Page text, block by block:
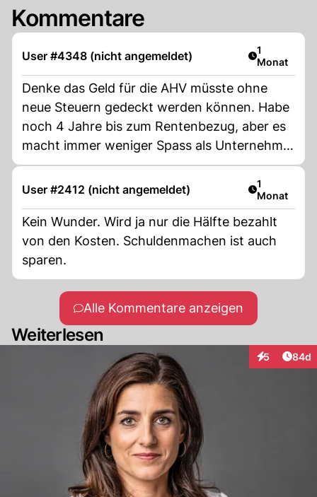
Kommentare
User #4348 (nicht angemeldet) Artikel
1
Monat
Denke das Geld für die AHV müsste ohne
neue Steuern gedeckt werden können. Habe
noch 4 Jahre bis zum Rentenbezug, aber es
macht immer weniger Spass als Unternehmer
immer mehr zu zahlen. Wir können eine
MwSt. nicht einfach 1 zu 1 an unsere Kunden
weitergeben. Dies geht zum Teil einfach an
unserem Ertrag ab.
User #2412 (nicht angemeldet) Artikel
1
Monat
Kein Wunder. Wird ja nur die Hälfte bezahlt
von den Kosten. Schuldenmachen ist auch
sparen.
Alle Kommentare anzeigen
Weiterlesen
5
Interaktionen
84d